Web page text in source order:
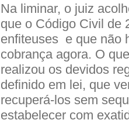
Na liminar, o juiz
que o Código Civil de
enfiteuses e que não
cobrança agora. O
realizou os devidos
definido em lei, que
recuperá-los sem
estabelecer com